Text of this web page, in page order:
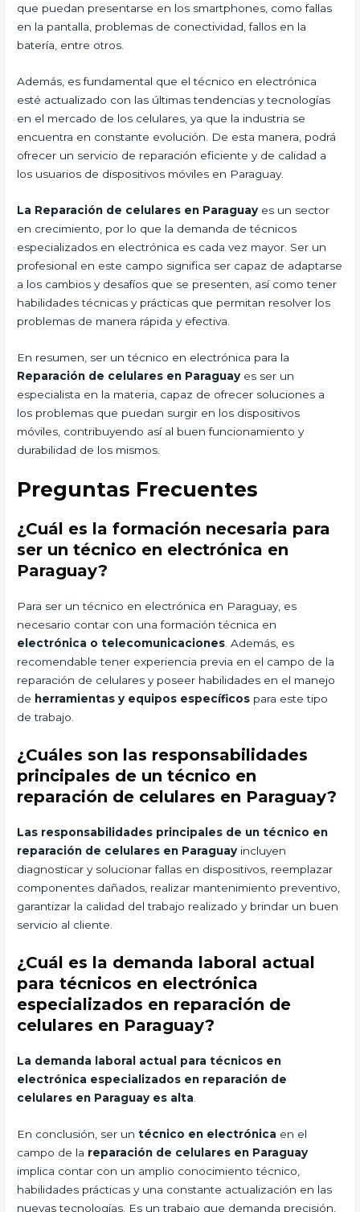
que puedan presentarse en los smartphones, como fallas
en la pantalla, problemas de conectividad, fallos en la
batería, entre otros.
Además, es fundamental que el técnico en electrónica
esté actualizado con las últimas tendencias y tecnologías
en el mercado de los celulares, ya que la industria se
encuentra en constante evolución. De esta manera, podrá
ofrecer un servicio de reparación eficiente y de calidad a
los usuarios de dispositivos móviles en Paraguay.
La Reparación de celulares en Paraguay es un sector
en crecimiento, por lo que la demanda de técnicos
especializados en electrónica es cada vez mayor. Ser un
profesional en este campo significa ser capaz de adaptarse
a los cambios y desafíos que se presenten, así como tener
habilidades técnicas y prácticas que permitan resolver los
problemas de manera rápida y efectiva.
En resumen, ser un técnico en electrónica para la
Reparación de celulares en Paraguay es ser un
especialista en la materia, capaz de ofrecer soluciones a
los problemas que puedan surgir en los dispositivos
móviles, contribuyendo así al buen funcionamiento y
durabilidad de los mismos.
Preguntas Frecuentes
¿Cuál es la formación necesaria para
ser un técnico en electrónica en
Paraguay?
Para ser un técnico en electrónica en Paraguay, es
necesario contar con una formación técnica en
electrónica o telecomunicaciones. Además, es
recomendable tener experiencia previa en el campo de la
reparación de celulares y poseer habilidades en el manejo
de herramientas y equipos específicos para este tipo
de trabajo.
¿Cuáles son las responsabilidades
principales de un técnico en
reparación de celulares en Paraguay?
Las responsabilidades principales de un técnico en
reparación de celulares en Paraguay incluyen
diagnosticar y solucionar fallas en dispositivos, reemplazar
componentes dañados, realizar mantenimiento preventivo,
garantizar la calidad del trabajo realizado y brindar un buen
servicio al cliente.
¿Cuál es la demanda laboral actual
para técnicos en electrónica
especializados en reparación de
celulares en Paraguay?
La demanda laboral actual para técnicos en
electrónica especializados en reparación de
celulares en Paraguay es alta
En conclusión, ser untécnico en electrónica en el
campo de la reparación de celulares en Paraguay
implica contar con un amplio conocimiento técnico,
habilidades prácticas y una constante actualización en las
nuevas tecnologías. Es un trabajo que demanda precisión,